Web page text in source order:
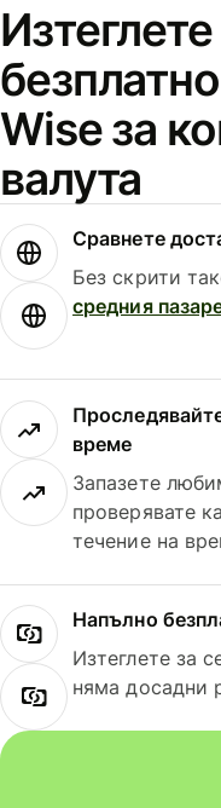
Wise за
валута
Сравнете
Без скрити
средния
време
Запазете
проверявате
течение на
Напълно
Изтеглете за
няма досадни